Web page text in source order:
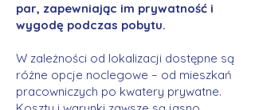
par, zapewniając im prywatność i
wygodę podczas pobytu.
W zależności od lokalizacji dostępne są
różne opcje noclegowe – od mieszkań
pracowniczych po kwatery prywatne.